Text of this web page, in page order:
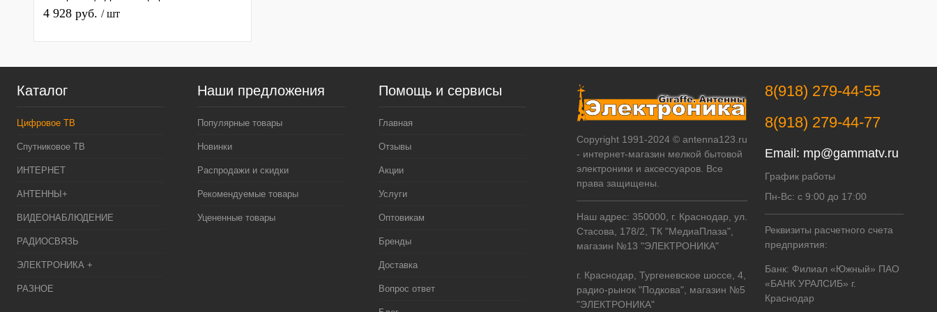
1111-Р упаковка 20 шт
4 928 руб. / шт
Каталог
Цифровое ТВ
Спутниковое ТВ
ИНТЕРНЕТ
АНТЕННЫ+
ВИДЕОНАБЛЮДЕНИЕ
РАДИОСВЯЗЬ
ЭЛЕКТРОНИКА +
РАЗНОЕ
Наши предложения
Популярные товары
Новинки
Распродажи и скидки
Рекомендуемые товары
Уцененные товары
Помощь и сервисы
Главная
Отзывы
Акции
Услуги
Оптовикам
Бренды
Доставка
Вопрос ответ
Copyright 1991-2024 © antenna123.ru
- интернет-магазин мелкой бытовой
электроники и аксессуаров. Все
права защищены.
Наш адрес: 350000, г. Краснодар, ул.
Стасова, 178/2, ТК "МедиаПлаза",
магазин №13 "ЭЛЕКТРОНИКА"
г. Краснодар, Тургеневское шоссе, 4,
радио-рынок "Подкова", магазин №5
"ЭЛЕКТРОНИКА"
8(918) 279-44-55
8(918) 279-44-77
Email: mp@gammatv.ru
График работы
Пн-Вс: с 9:00 до 17:00
Реквизиты расчетного счета
предприятия:
Банк: Филиал «Южный» ПАО
«БАНК УРАЛСИБ» г.
Краснодар